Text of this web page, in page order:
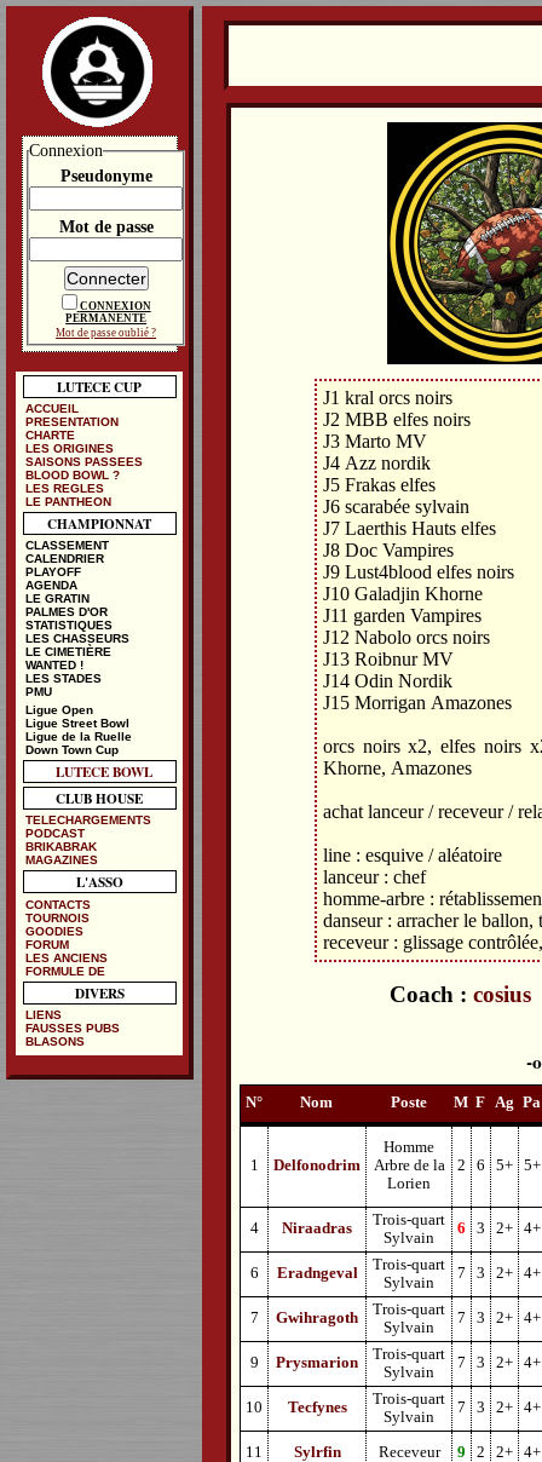
J1 kral orcs noirs
J2 MBB elfes noirs
J3 Marto MV
J4 Azz nordik
J5 Frakas elfes
J6 scarabée sylvain
J7 Laerthis Hauts elfes
J8 Doc Vampires
J9 Lust4blood elfes noirs
J10 Galadjin Khorne
J11 garden Vampires
J12 Nabolo orcs noirs
J13 Roibnur MV
J14 Odin Nordik
J15 Morrigan Amazones
orcs noirs x2, elfes noirs
Khorne, Amazones
achat lanceur / receveur /
line : esquive / aléatoire
lanceur : chef
homme-arbre :
danseur : arracher le ballon,
receveur : glissage
Coach : cosius
N° Nom Poste M F Ag Pa
1 Delfonodrim
Homme
Arbre de la
Lorien
2 6 5+ 5+
4 Niraadras
Trois-quart
Sylvain
6 3 2+ 4+
6 Eradngeval
Trois-quart
Sylvain
7 3 2+ 4+
7 Gwihragoth
Trois-quart
Sylvain
7 3 2+ 4+
9 Prysmarion
Trois-quart
Sylvain
7 3 2+ 4+
10 Tecfynes
Trois-quart
Sylvain
7 3 2+ 4+
11 Sylrfin Receveur 9 2 2+ 4+
Connexion
Pseudonyme
Mot de passe
CONNEXION
PERMANENTE
Mot de passe oublié ?
LUTECE CUP
ACCUEIL
PRESENTATION
CHARTE
LES ORIGINES
SAISONS PASSEES
BLOOD BOWL ?
LES REGLES
LE PANTHEON
CHAMPIONNAT
CLASSEMENT
CALENDRIER
PLAYOFF
AGENDA
LE GRATIN
PALMES D'OR
STATISTIQUES
LES CHASSEURS
LE CIMETIÈRE
WANTED !
LES STADES
PMU
Ligue Open
Ligue Street Bowl
Ligue de la Ruelle
Down Town Cup
LUTECE BOWL
CLUB HOUSE
TELECHARGEMENTS
PODCAST
BRIKABRAK
MAGAZINES
L'ASSO
CONTACTS
TOURNOIS
GOODIES
FORUM
LES ANCIENS
FORMULE DE
DIVERS
LIENS
FAUSSES PUBS
BLASONS